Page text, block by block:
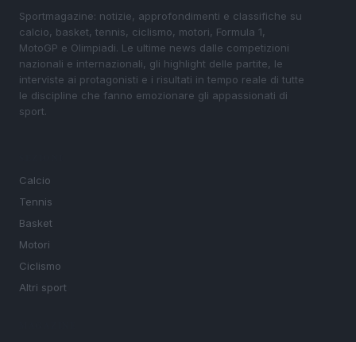
Sportmagazine: notizie, approfondimenti e classifiche su
calcio, basket, tennis, ciclismo, motori, Formula 1,
MotoGP e Olimpiadi. Le ultime news dalle competizioni
nazionali e internazionali, gli highlight delle partite, le
interviste ai protagonisti e i risultati in tempo reale di tutte
le discipline che fanno emozionare gli appassionati di
sport.
Calcio
Tennis
Basket
Motori
Ciclismo
Altri sport